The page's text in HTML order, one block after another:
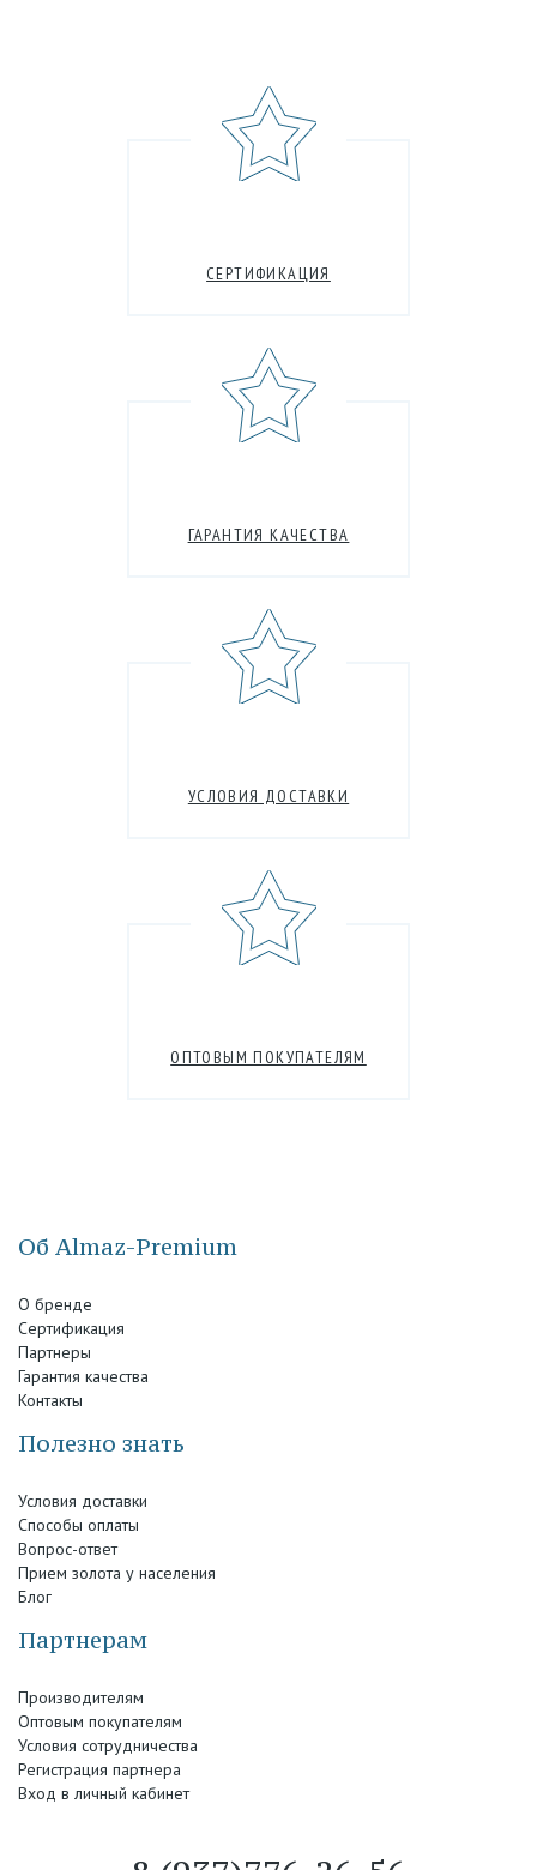
СЕРТИФИКАЦИЯ
ГАРАНТИЯ КАЧЕСТВА
УСЛОВИЯ ДОСТАВКИ
ОПТОВЫМ ПОКУПАТЕЛЯМ
Об Almaz-Premium
О бренде
Сертификация
Партнеры
Гарантия качества
Контакты
Полезно знать
Условия доставки
Способы оплаты
Вопрос-ответ
Прием золота у населения
Блог
Партнерам
Производителям
Оптовым покупателям
Условия сотрудничества
Регистрация партнера
Вход в личный кабинет